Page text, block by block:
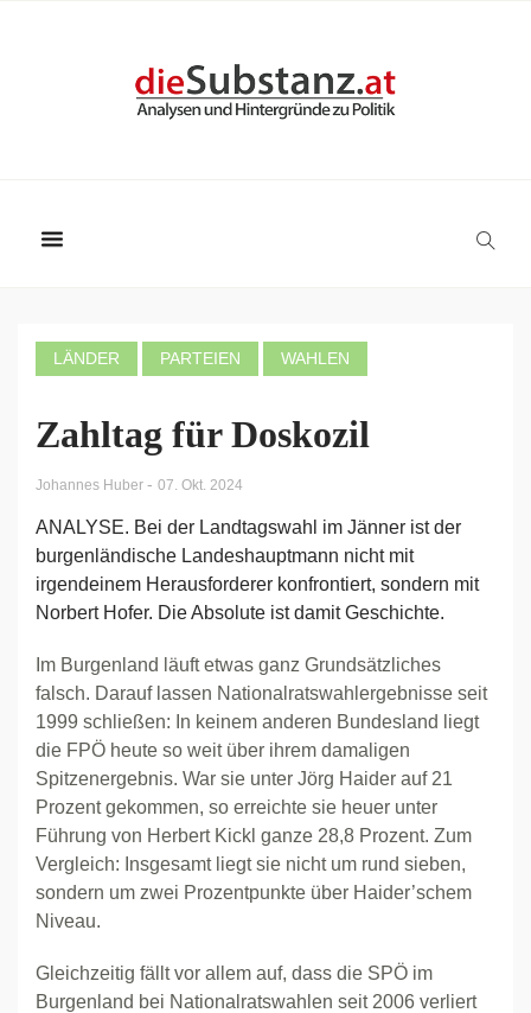
LÄNDER PARTEIEN WAHLEN
Zahltag für Doskozil
Johannes Huber - 07. Okt. 2024
ANALYSE. Bei der Landtagswahl im Jänner ist der
burgenländische Landeshauptmann nicht mit
irgendeinem Herausforderer konfrontiert, sondern mit
Norbert Hofer. Die Absolute ist damit Geschichte.
Im Burgenland läuft etwas ganz Grundsätzliches
falsch. Darauf lassen Nationalratswahlergebnisse seit
1999 schließen: In keinem anderen Bundesland liegt
die FPÖ heute so weit über ihrem damaligen
Spitzenergebnis. War sie unter Jörg Haider auf 21
Prozent gekommen, so erreichte sie heuer unter
Führung von Herbert Kickl ganze 28,8 Prozent. Zum
Vergleich: Insgesamt liegt sie nicht um rund sieben,
sondern um zwei Prozentpunkte über Haider’schem
Niveau.
Gleichzeitig fällt vor allem auf, dass die SPÖ im
Burgenland bei Nationalratswahlen seit 2006 verliert